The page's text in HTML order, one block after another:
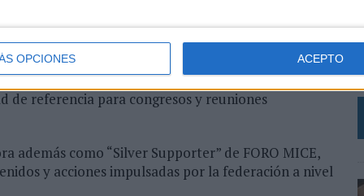
OPCIONES ACEPTO
y relacional de este tipo de encuentros. “El éxito
contratos, sino también de las relaciones humanas
quien reafirma además la intención de
de referencia para congresos y reuniones
además como “Silver Supporter” de FORO MICE,
y acciones impulsadas por la federación a nivel